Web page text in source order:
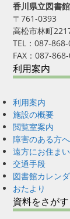
香川県立図書館
〒761-0393
高松市林町
TEL：087-
FAX：087-
利用案内
利用案内
施設の概要
閲覧室案内
障害のある方
遠方にお住ま
交通手段
図書館カレン
おたより
資料をさがす